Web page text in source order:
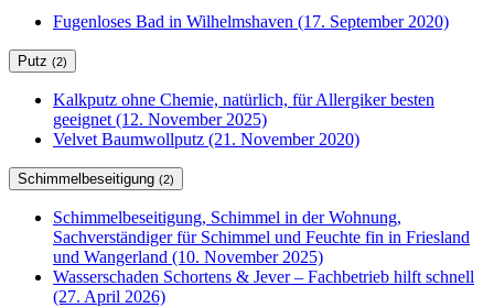
Fugenloses Bad in Wilhelmshaven (17. September 2020)
Putz (2)
Kalkputz ohne Chemie, natürlich, für Allergiker besten
geeignet (12. November 2025)
Velvet Baumwollputz (21. November 2020)
Schimmelbeseitigung (2)
Schimmelbeseitigung, Schimmel in der Wohnung,
Sachverständiger für Schimmel und Feuchte fin in Friesland
und Wangerland (10. November 2025)
Wasserschaden Schortens & Jever – Fachbetrieb hilft schnell
(27. April 2026)